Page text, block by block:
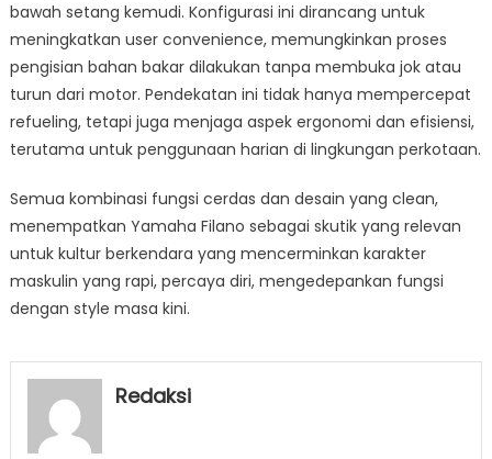
bawah setang kemudi. Konfigurasi ini dirancang untuk
meningkatkan user convenience, memungkinkan proses
pengisian bahan bakar dilakukan tanpa membuka jok atau
turun dari motor. Pendekatan ini tidak hanya mempercepat
refueling, tetapi juga menjaga aspek ergonomi dan efisiensi,
terutama untuk penggunaan harian di lingkungan perkotaan.
Semua kombinasi fungsi cerdas dan desain yang clean,
menempatkan Yamaha Filano sebagai skutik yang relevan
untuk kultur berkendara yang mencerminkan karakter
maskulin yang rapi, percaya diri, mengedepankan fungsi
dengan style masa kini.
Redaksi